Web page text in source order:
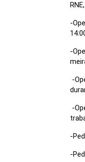
-
-
-
-
-
-